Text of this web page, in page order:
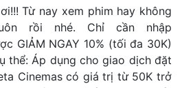
Từ nay xem phim hay không
rồi nhé. Chỉ cần nhập
GIẢM NGAY 10% (tối đa 30K)
thể: Áp dụng cho giao dịch đặt
Cinemas có giá trị từ 50K trở